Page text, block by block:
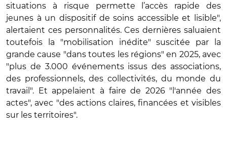
situations à risque permette l’accès rapide des
jeunes à un dispositif de soins accessible et lisible",
alertaient ces personnalités. Ces dernières saluaient
toutefois la "mobilisation inédite" suscitée par la
grande cause "dans toutes les régions" en 2025, avec
"plus de 3.000 événements issus des associations,
des professionnels, des collectivités, du monde du
travail". Et appelaient à faire de 2026 "l'année des
actes", avec "des actions claires, financées et visibles
sur les territoires".